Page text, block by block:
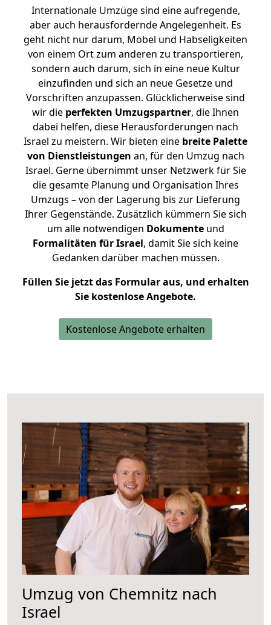
Internationale Umzüge sind eine aufregende,
aber auch herausfordernde Angelegenheit. Es
geht nicht nur darum, Möbel und Habseligkeiten
von einem Ort zum anderen zu transportieren,
sondern auch darum, sich in eine neue Kultur
einzufinden und sich an neue Gesetze und
Vorschriften anzupassen. Glücklicherweise sind
wir die perfekten Umzugspartner, die Ihnen
dabei helfen, diese Herausforderungen nach
Israel zu meistern. Wir bieten eine breite Palette
von Dienstleistungen an, für den Umzug nach
Israel. Gerne übernimmt unser Netzwerk für Sie
die gesamte Planung und Organisation Ihres
Umzugs – von der Lagerung bis zur Lieferung
Ihrer Gegenstände. Zusätzlich kümmern Sie sich
um alle notwendigen Dokumenteund
Formalitäten für Israel, damit Sie sich keine
Gedanken darüber machen müssen.
Füllen Sie jetzt das Formular aus, und erhalten
Sie kostenlose Angebote.
Kostenlose Angebote erhalten
Umzug von Chemnitz nach
Israel